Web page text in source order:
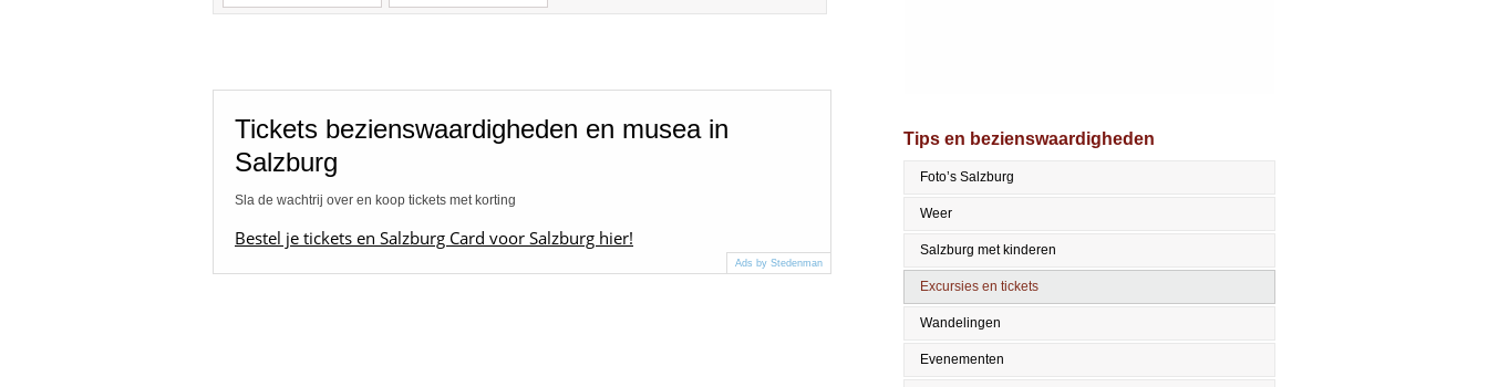
Tickets bezienswaardigheden en musea in
Salzburg
Sla de wachtrij over en koop tickets met korting
Bestel je tickets en Salzburg Card voor Salzburg hier!
Ads by Stedenman
Tips en bezienswaardigheden
Foto’s Salzburg
Weer
Salzburg met kinderen
Excursies en tickets
Wandelingen
Evenementen